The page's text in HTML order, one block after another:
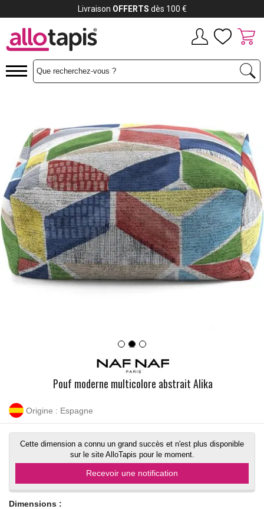
Pouf moderne multicolore abstrait Alika
Origine : Espagne
Cette dimension a connu un grand succès et n'est plus disponible
sur le site AlloTapis pour le moment.
Recevoir une notification
Dimensions :
Payez jusqu'à12x